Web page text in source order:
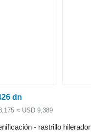
dn
≈ USD 9,389
- rastrillo hilerador